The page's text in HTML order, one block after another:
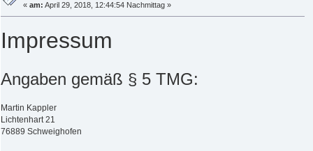
«am: April 29, 2018, 12:44:54 Nachmittag »
Impressum
Angaben gemäß § 5 TMG:
Martin Kappler
Lichtenhart 21
76889 Schweighofen